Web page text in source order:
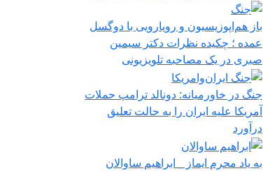
باز هم‌اپوزیسیون‌ و رویارویی با ‌دو‌گسل
عمده ؛ چکیده نظرات دکتر سیمین
صبری در یک مصاحبه تلویزیونی
جنگ در خاورمیانه: دونالد ترامپ حملات
آمریکا علیه ایران را به حالت تعلیق
درآورد
به یاد محرم ایماز _ ابراهیم ساوالان